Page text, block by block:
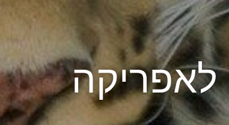
לאפריקה